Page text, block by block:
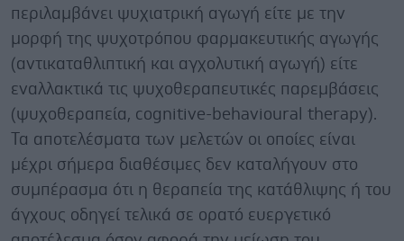
περιλαμβάνει ψυχιατρική αγωγή είτε με την
μορφή της ψυχοτρόπου φαρμακευτικής αγωγής
(αντικαταθλιπτική και αγχολυτική αγωγή) είτε
εναλλακτικά τις ψυχοθεραπευτικές παρεμβάσεις
(ψυχοθεραπεία, cognitive-behavioural therapy).
Τα αποτελέσματα των μελετών οι οποίες είναι
μέχρι σήμερα διαθέσιμες δεν καταλήγουν στο
συμπέρασμα ότι η θεραπεία της κατάθλιψης ή του
άγχους οδηγεί τελικά σε ορατό ευεργετικό